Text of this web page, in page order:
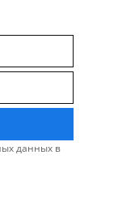
данных в